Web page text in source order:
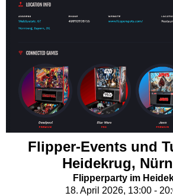
Flipper-Events und
Heidekrug,
Flipperparty im
18. April 2026, 13:00 -